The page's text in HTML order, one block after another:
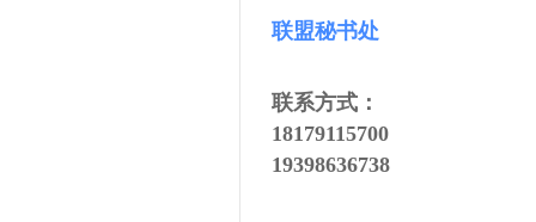
联盟秘书处
联系方式：
18179115700
19398636738